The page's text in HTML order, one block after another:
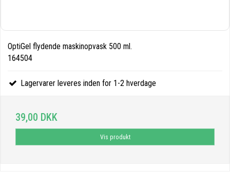
OptiGel flydende maskinopvask 500 ml.
164504
Lagervarer leveres inden for 1-2 hverdage
39,00 DKK
Vis produkt